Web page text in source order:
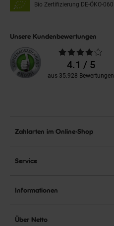
Bio Zertifizierung DE-ÖKO-060
Unsere Kundenbewertungen
Durchschnittliche
Bewertungen4.1 / 5
aus 35.928 Bewertungen
Zahlarten im Online-Shop
Service
Informationen
Über Netto